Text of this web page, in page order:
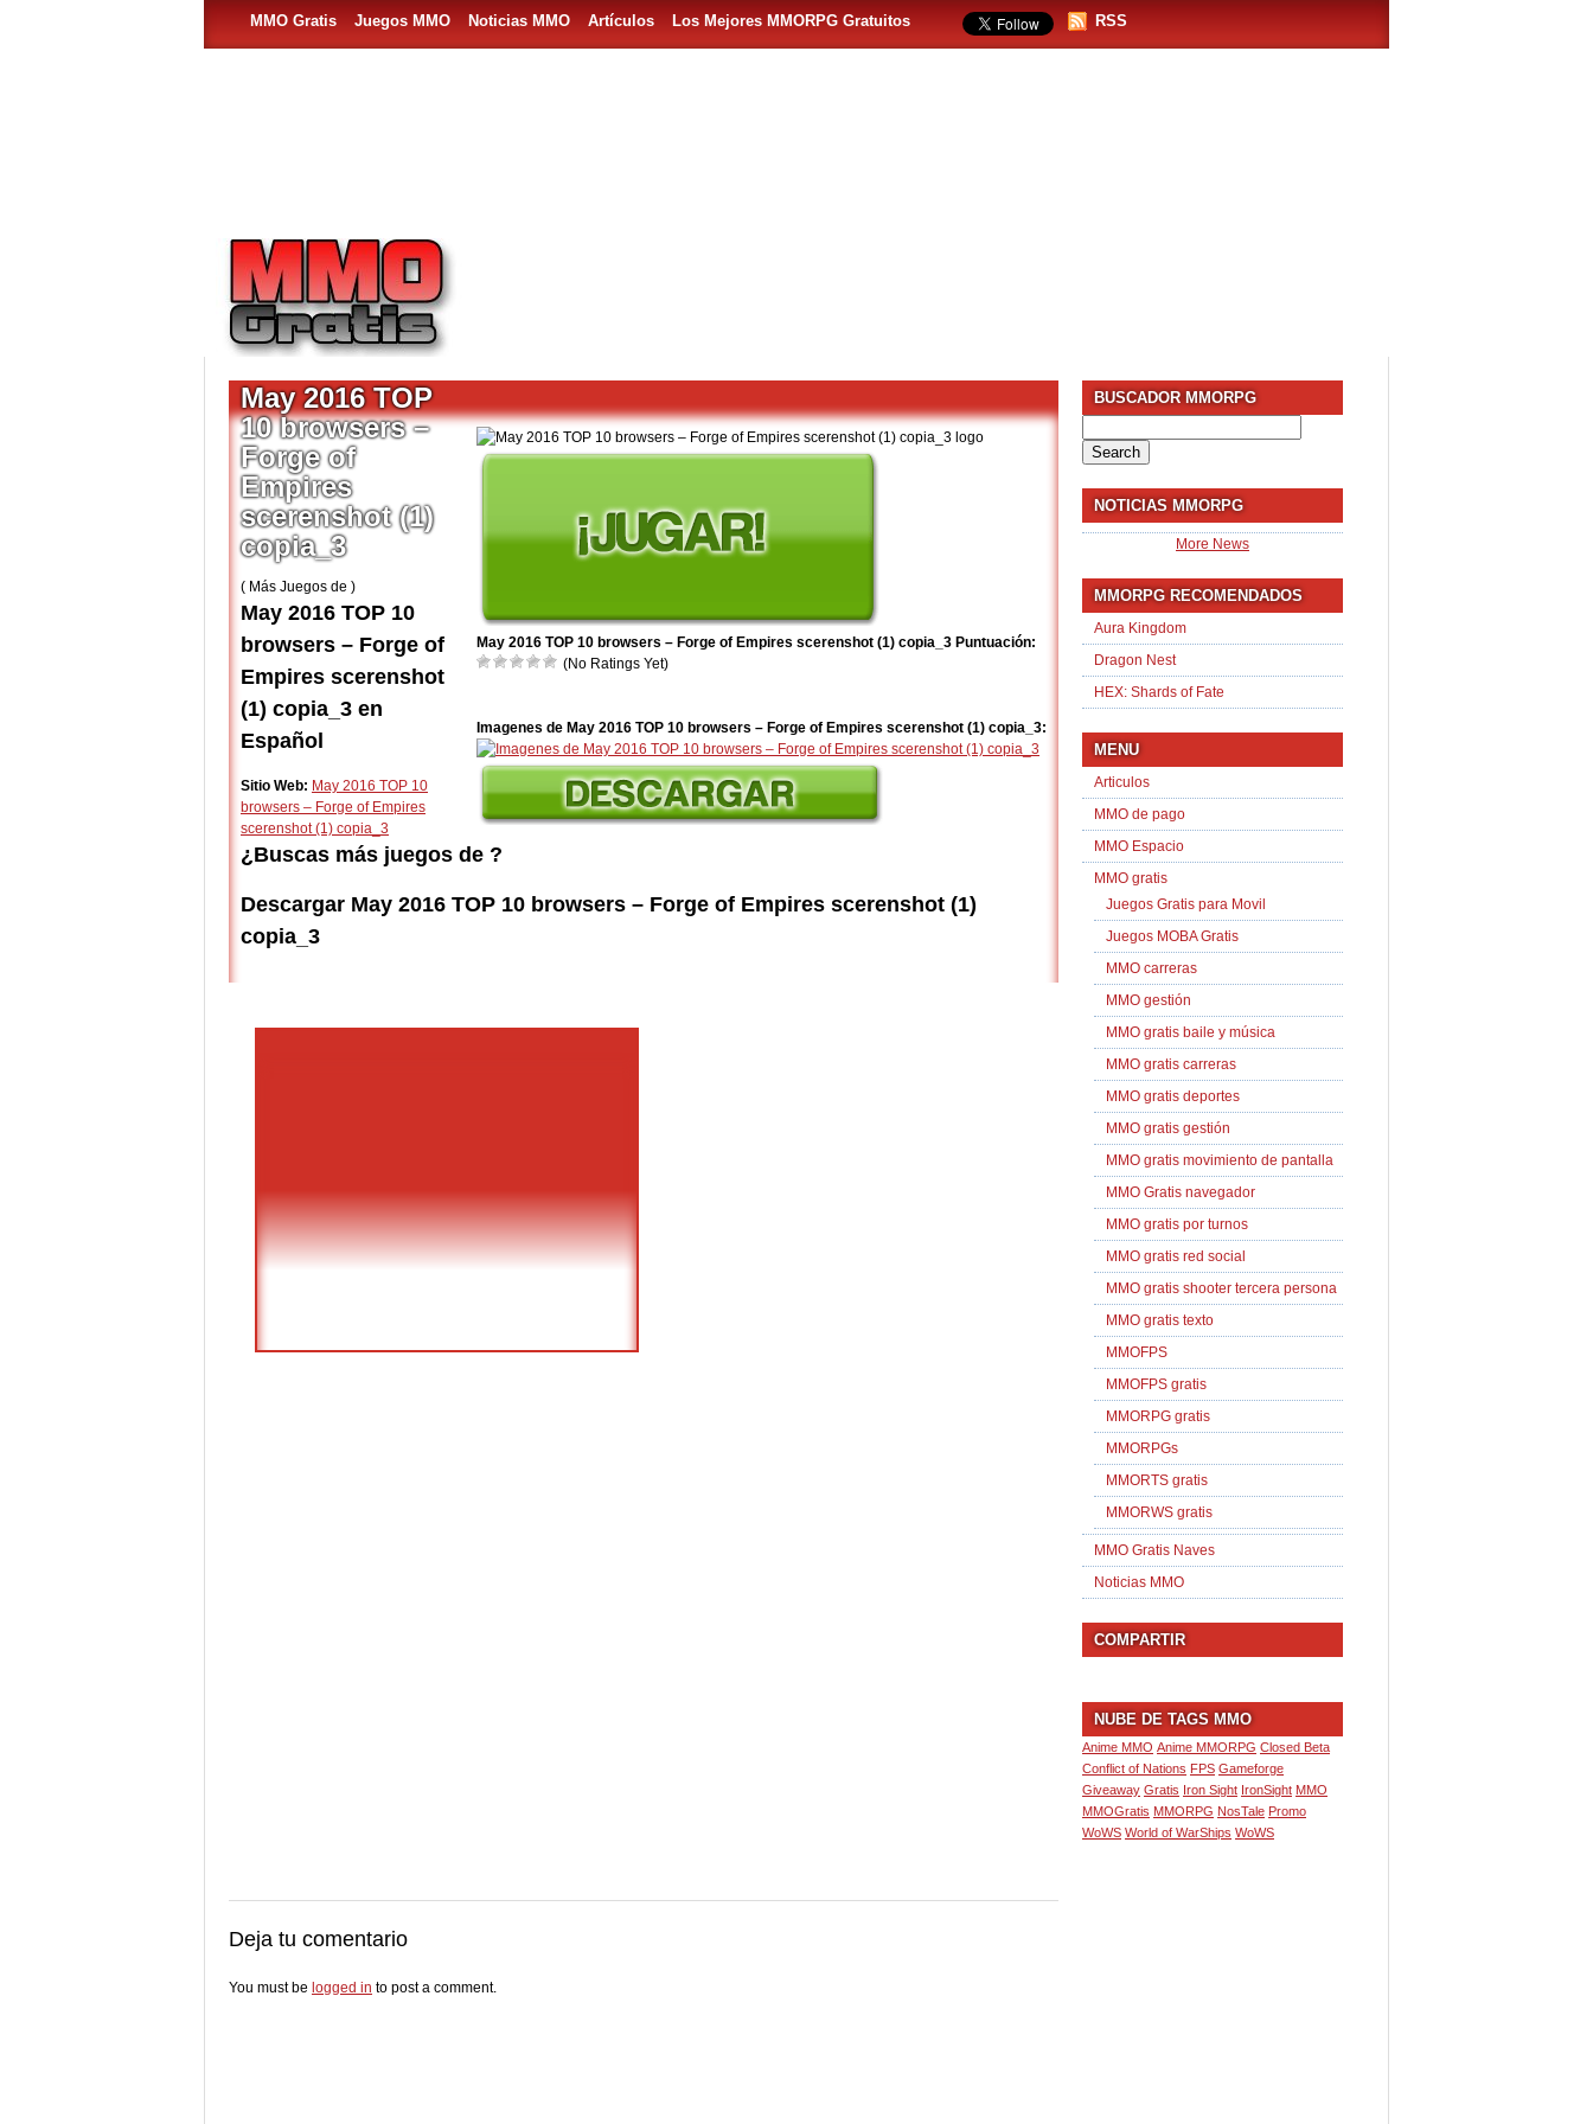
MMO Gratis Juegos MMO Noticias MMO Artículos Los Mejores MMORPG Gratuitos RSS
May 2016 TOP 10 browsers – Forge of Empires scerenshot (1) copia_3 Puntuación:
(No Ratings Yet)
Imagenes de May 2016 TOP 10 browsers – Forge of Empires scerenshot (1) copia_3:
May 2016 TOP
10 browsers –
Forge of
Empires
scerenshot (1)
copia_3
( Más Juegos de )
May 2016 TOP 10
browsers – Forge of
Empires scerenshot
(1) copia_3 en
Español
Sitio Web: May 2016 TOP 10
browsers – Forge of Empires
scerenshot (1) copia_3
¿Buscas más juegos de ?
Descargar May 2016 TOP 10 browsers – Forge of Empires scerenshot (1)
copia_3
Deja tu comentario
You must be logged in to post a comment.
BUSCADOR MMORPG
for:
NOTICIAS MMORPG
More News
MMORPG RECOMENDADOS
Aura Kingdom
Dragon Nest
HEX: Shards of Fate
MENU
Articulos
MMO de pago
MMO Espacio
MMO gratis
Juegos Gratis para Movil
Juegos MOBA Gratis
MMO carreras
MMO gestión
MMO gratis baile y música
MMO gratis carreras
MMO gratis deportes
MMO gratis gestión
MMO gratis movimiento de pantalla
MMO Gratis navegador
MMO gratis por turnos
MMO gratis red social
MMO gratis shooter tercera persona
MMO gratis texto
MMOFPS
MMOFPS gratis
MMORPG gratis
MMORPGs
MMORTS gratis
MMORWS gratis
MMO Gratis Naves
Noticias MMO
COMPARTIR
NUBE DE TAGS MMO
Anime MMO Anime MMORPG Closed Beta
Conflict of Nations FPS Gameforge
Giveaway Gratis Iron Sight IronSight MMO
MMOGratis MMORPG NosTale Promo
WoWS World of WarShips WoWS